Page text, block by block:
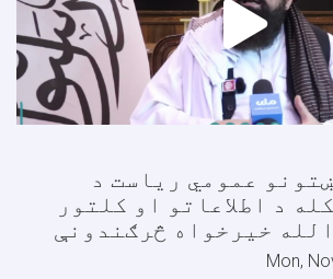
عمومي ریاست د
د اطلاعاتو او کلتور
خیرخواه څرګندونې
Mon,